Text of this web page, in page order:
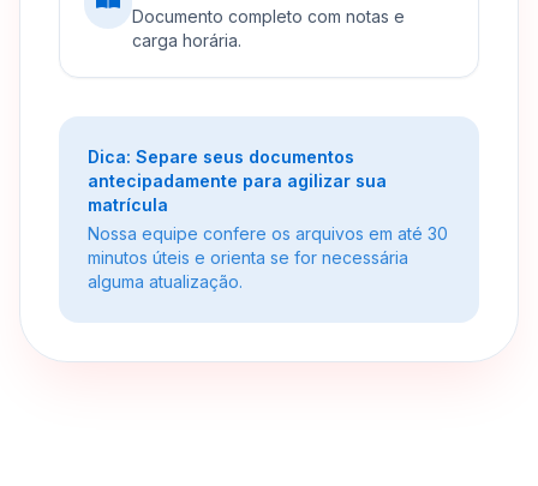
Documento completo com notas e
carga horária.
Dica: Separe seus documentos
antecipadamente para agilizar sua
matrícula
Nossa equipe confere os arquivos em até 30
minutos úteis e orienta se for necessária
alguma atualização.